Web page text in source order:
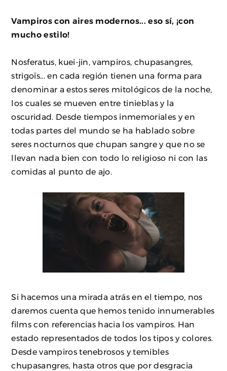
Vampiros con aires modernos... eso sí, ¡con
mucho estilo!
Nosferatus, kuei-jin, vampiros, chupasangres,
strigoïs... en cada región tienen una forma para
denominar a estos seres mitológicos de la noche,
los cuales se mueven entre tinieblas y la
oscuridad. Desde tiempos inmemoriales y en
todas partes del mundo se ha hablado sobre
seres nocturnos que chupan sangre y que no se
llevan nada bien con todo lo religioso ni con las
comidas al punto de ajo.
Si hacemos una mirada atrás en el tiempo, nos
daremos cuenta que hemos tenido innumerables
films con referencias hacia los vampiros. Han
estado representados de todos los tipos y colores.
Desde vampiros tenebrosos y temibles
chupasangres, hasta otros que por desgracia